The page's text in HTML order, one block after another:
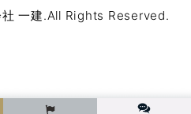
一建.All Rights Reserved.